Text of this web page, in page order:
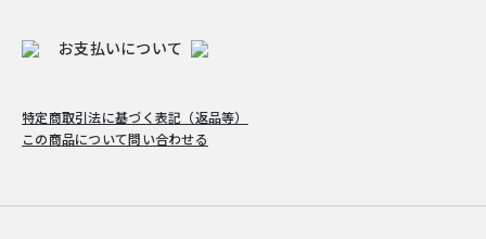
お支払いについて
特定商取引法に基づく表記（返品等）
この商品について問い合わせる